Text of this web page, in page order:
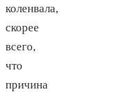
коленвала,
скорее
всего,
что
причина